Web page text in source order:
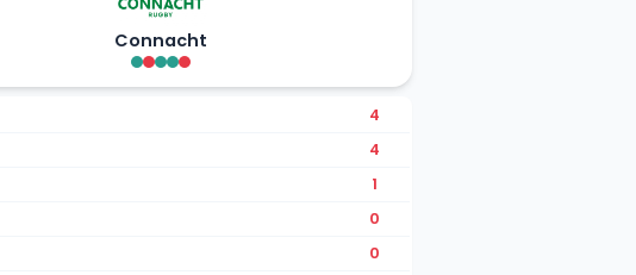
Connacht
4
4
1
0
0